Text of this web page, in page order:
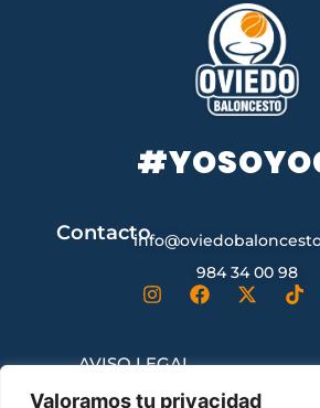
Valoramos tu privacidad
Contacto
984 34 00 98
AVISO LEGAL